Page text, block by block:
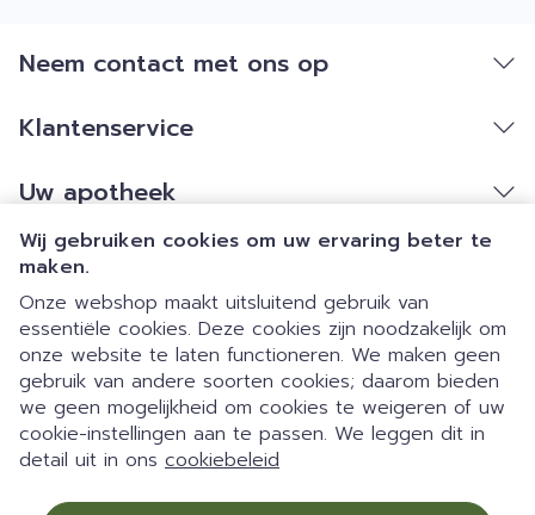
Wij gebruiken cookies om uw ervaring beter te
maken.
Onze webshop maakt uitsluitend gebruik van
essentiële cookies. Deze cookies zijn noodzakelijk om
onze website te laten functioneren. We maken geen
gebruik van andere soorten cookies; daarom bieden
we geen mogelijkheid om cookies te weigeren of uw
cookie-instellingen aan te passen. We leggen dit in
detail uit in ons cookiebeleid
1 van 1
Gemakkelijk parkeren | 24/7
automaat | Doorlopend open
Neem contact met ons op
Klantenservice
Uw apotheek
Juridische links